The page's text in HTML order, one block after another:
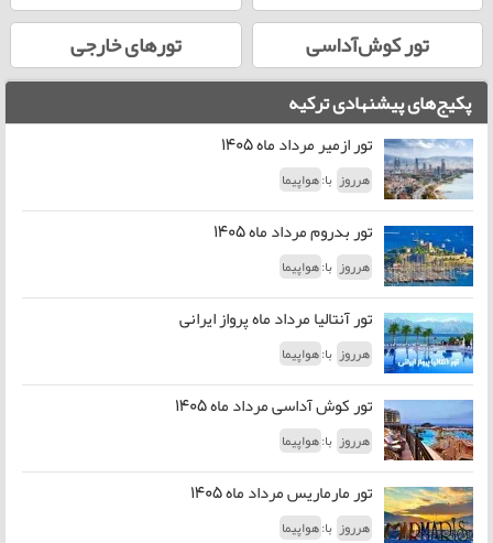
تور کوش‌آداسی
تورهای خارجی
پکیج‌های پیشنهادی ترکیه
تور ازمیر مرداد ماه 1405
هرروز با:هواپیما
تور بدروم مرداد ماه 1405
هرروز با:هواپیما
تور آنتالیا مرداد ماه پرواز ایرانی
هرروز با:هواپیما
تور کوش آداسی مرداد ماه 1405
هرروز با:هواپیما
تور مارماریس مرداد ماه 1405
هرروز با:هواپیما